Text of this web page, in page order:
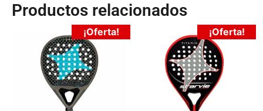
Productos relacionados
¡Oferta! ¡Oferta!